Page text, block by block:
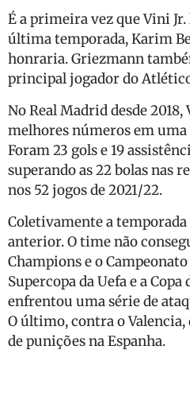
É a primeira vez que Vini
última temporada, Karim
honraria. Griezmann
principal jogador do
No Real Madrid desde
melhores números em
Foram 23 gols e 19
superando as 22 bolas nas
nos 52 jogos de 2021/22.
Coletivamente a
anterior. O time não
Champions e o
Supercopa da Uefa e a
enfrentou uma série de
O último, contra o Valencia,
de punições na Espanha.